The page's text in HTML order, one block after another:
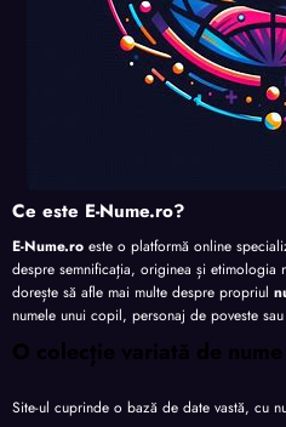
Ce este E-Nume.ro?
E-Nume.ro este o platformă online
despre semnificația, originea și etimologia
dorește să afle mai multe despre propriul
numele unui copil, personaj de poveste
O colecție variată de nume
Site-ul cuprinde o bază de date vastă, cu